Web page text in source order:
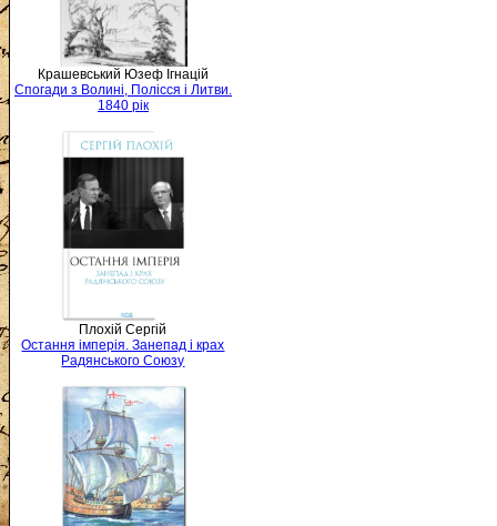
Крашевський Юзеф Ігнацій
Спогади з Волині, Полісся і Литви.
1840 рік
Плохій Сергій
Остання імперія. Занепад і крах
Радянського Союзу